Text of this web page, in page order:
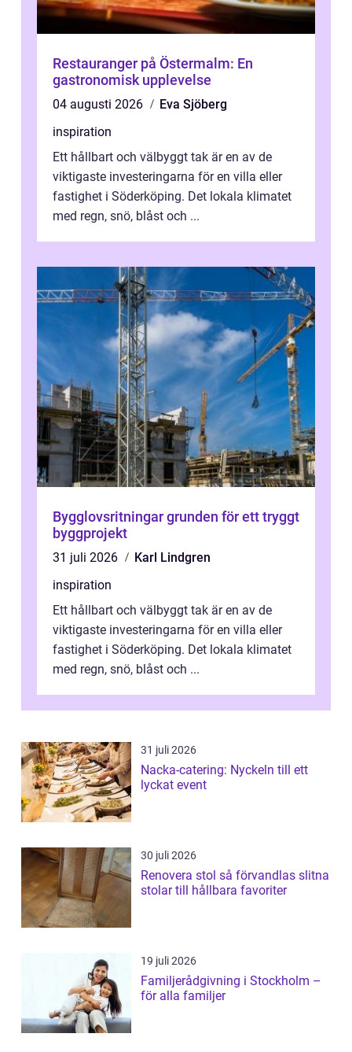
Restauranger på Östermalm: En
gastronomisk upplevelse
04 augusti 2026
Eva Sjöberg
inspiration
Ett hållbart och välbyggt tak är en av de
viktigaste investeringarna för en villa eller
fastighet i Söderköping. Det lokala klimatet
med regn, snö, blåst och ...
Bygglovsritningar grunden för ett tryggt
byggprojekt
31 juli 2026
Karl Lindgren
inspiration
Ett hållbart och välbyggt tak är en av de
viktigaste investeringarna för en villa eller
fastighet i Söderköping. Det lokala klimatet
med regn, snö, blåst och ...
31 juli 2026
Nacka-catering: Nyckeln till ett
lyckat event
30 juli 2026
Renovera stol så förvandlas slitna
stolar till hållbara favoriter
19 juli 2026
Familjerådgivning i Stockholm –
för alla familjer